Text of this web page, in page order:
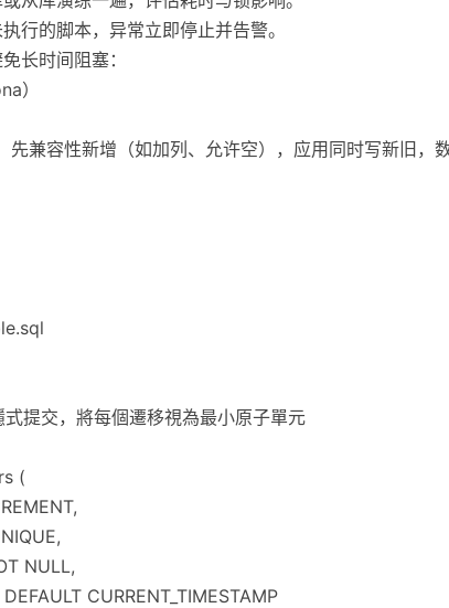
行的脚本，异常立即停止并告警。
长时间阻塞：
）
兼容性新增（如加列、允许空），应用同时写新旧，
提交，將每個遷移視為最小原子單元
(
NULL,
CURRENT_TIMESTAMP